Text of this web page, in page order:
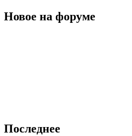
Новое на форуме
Последнее